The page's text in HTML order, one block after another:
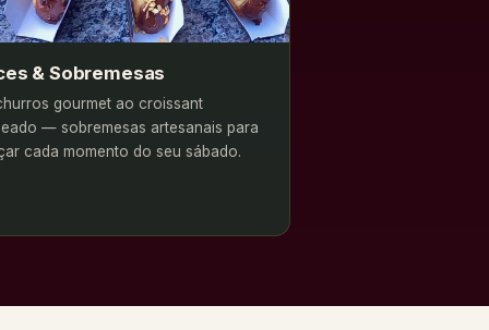
& Sobremesas
gourmet ao croissant
— sobremesas artesanais para
cada momento do seu sábado.